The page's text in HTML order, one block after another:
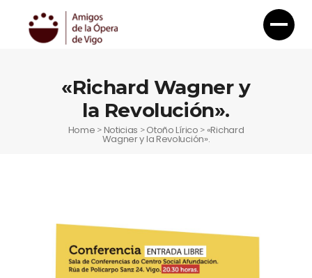
«Richard Wagner y
la Revolución».
Home >Noticias >Otoño Lírico > «Richard
Wagner y la Revolución».